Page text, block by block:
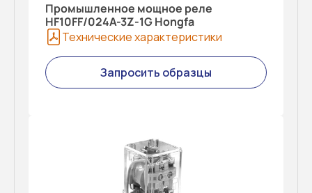
Промышленное мощное реле
HF10FF/024A-3Z-1G Hongfa
Технические характеристики
Запросить образцы